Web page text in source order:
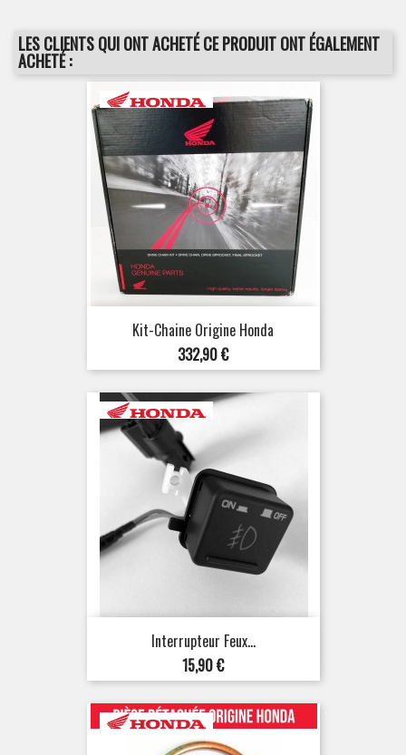
LES CLIENTS QUI ONT ACHETÉ CE PRODUIT ONT ÉGALEMENT
ACHETÉ :
Kit-Chaine Origine Honda
Prix
332,90 €
Interrupteur Feux...
Prix
15,90 €